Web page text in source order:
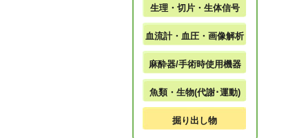
生理・切片・生体信号
血流計・血圧・画像解析
麻酔器/手術時使用機器
魚類・生物(代謝･運動)
掘り出し物